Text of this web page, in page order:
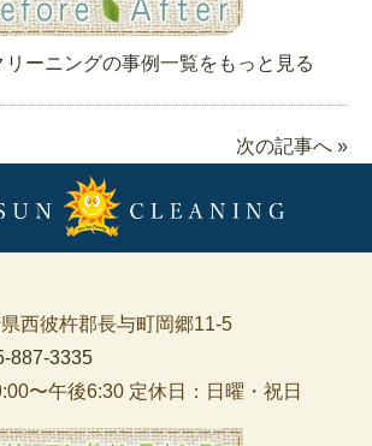
リーニングの事例一覧をもっと見る
次の記事へ »
西彼杵郡長与町岡郷11-5
887-3335
〜午後6:30 定休日：日曜・祝日